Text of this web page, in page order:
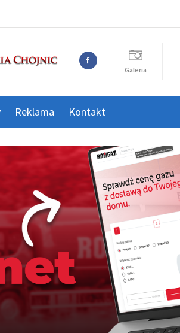
Galeria
Reklama Kontakt